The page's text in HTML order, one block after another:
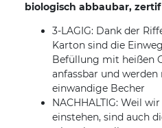
biologisch abbaubar,
3-LAGIG: Dank der
Karton sind die
Befüllung mit heißen
anfassbar und
einwandige Becher
NACHHALTIG: Weil
einstehen, sind auch